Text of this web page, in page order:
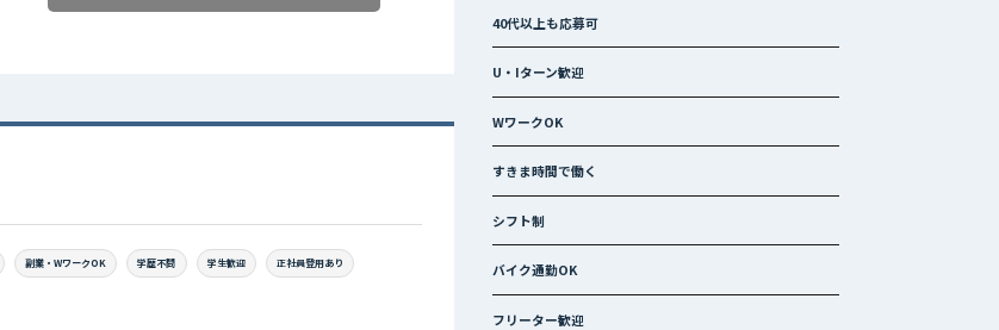
副業・WワークOK 学歴不問 学生歓迎 正社員登用あり
40代以上も応募可
U・Iターン歓迎
WワークOK
すきま時間で働く
シフト制
バイク通勤OK
フリーター歓迎